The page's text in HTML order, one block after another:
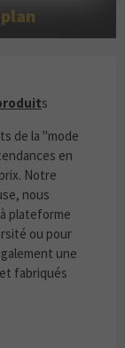
LES
s
de la "mode
en
Notre
nous
plateforme
ou pour
une
fabriqués